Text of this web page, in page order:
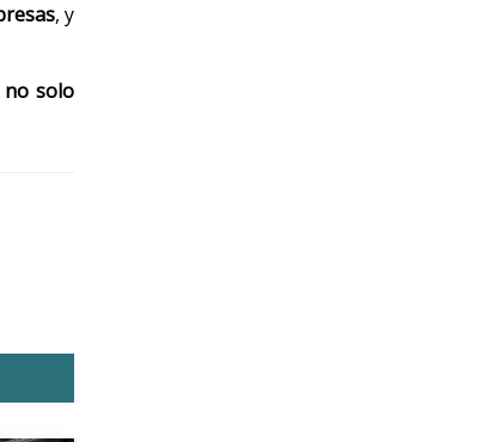
, y
no solo